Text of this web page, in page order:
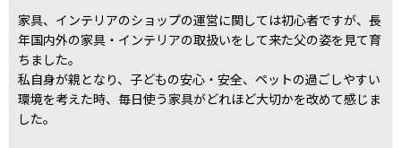
家具、インテリアのショップの運営に関しては初心者ですが、長
年国内外の家具・インテリアの取扱いをして来た父の姿を見て育
ちました。
私自身が親となり、子どもの安心・安全、ペットの過ごしやすい
環境を考えた時、毎日使う家具がどれほど大切かを改めて感じま
した。